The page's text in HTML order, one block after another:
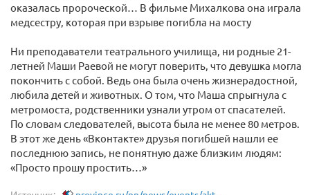
оказалась пророческой… В фильме Михалкова она играла
медсестру, которая при взрыве погибла на мосту
Ни преподаватели театрального училища, ни родные 21-
летней Маши Раевой не могут поверить, что девушка могла
покончить с собой. Ведь она была очень жизнерадостной,
любила детей и животных. О том, что Маша спрыгнула с
метромоста, родственники узнали утром от спасателей.
По словам следователей, высота была не менее 80 метров.
В этот же день «Вконтакте» друзья погибшей нашли ее
последнюю запись, не понятную даже близким людям:
«Просто прошу простить…»